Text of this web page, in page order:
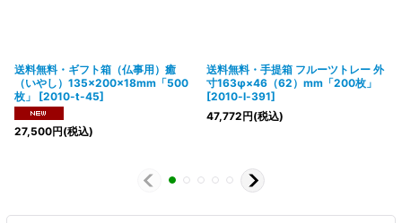
送料無料・ギフト箱（仏事用）癒
（いやし）135×200×18mm「500
枚」
[2010-t-45]
27,500円(税込)
送料無料・手提箱 フルーツトレー 外
寸163φ×46（62）mm「200枚」
[2010-l-391]
47,772円(税込)